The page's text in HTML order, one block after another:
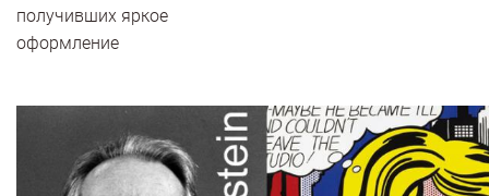
получивших яркое
оформление